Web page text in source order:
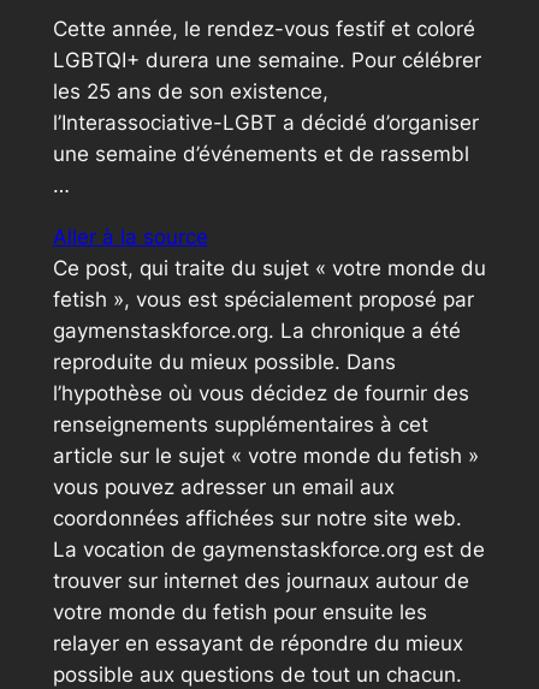
Cette année, le rendez-vous festif et coloré
LGBTQI+ durera une semaine. Pour célébrer
les 25 ans de son existence,
l’Interassociative-LGBT a décidé d’organiser
une semaine d’événements et de rassembl
…
Aller à la source
Ce post, qui traite du sujet « votre monde du
fetish », vous est spécialement proposé par
gaymenstaskforce.org. La chronique a été
reproduite du mieux possible. Dans
l’hypothèse où vous décidez de fournir des
renseignements supplémentaires à cet
article sur le sujet « votre monde du fetish »
vous pouvez adresser un email aux
coordonnées affichées sur notre site web.
La vocation de gaymenstaskforce.org est de
trouver sur internet des journaux autour de
votre monde du fetish pour ensuite les
relayer en essayant de répondre du mieux
possible aux questions de tout un chacun.